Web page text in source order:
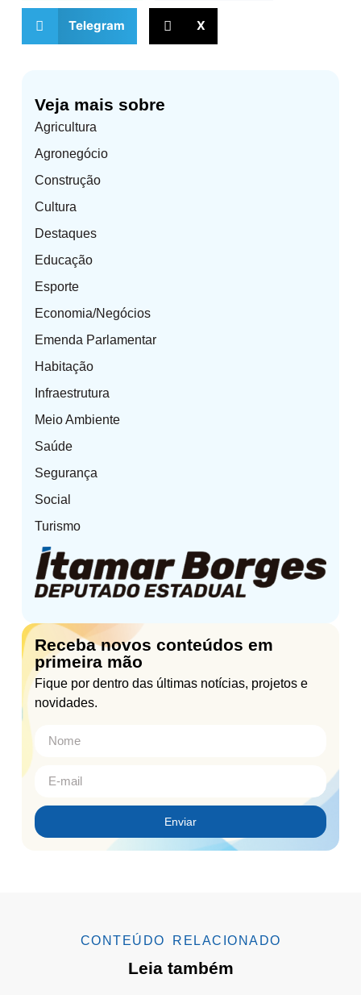
Veja mais sobre
Agricultura
Agronegócio
Construção
Cultura
Destaques
Educação
Esporte
Economia/Negócios
Emenda Parlamentar
Habitação
Infraestrutura
Meio Ambiente
Saúde
Segurança
Social
Turismo
Receba novos conteúdos em
primeira mão
Fique por dentro das últimas notícias, projetos e
novidades.
Enviar
Telegram X
CONTEÚDO RELACIONADO
Leia também